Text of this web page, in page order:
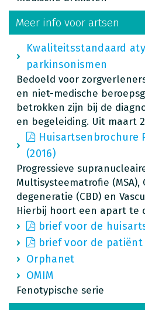
Meer info voor artsen
Kwaliteitsstandaard
parkinsonismen
Bedoeld voor
en niet-medische
betrokken zijn bij de
en begeleiding. Uit maart
Huisartsenbrochure
(2016)
Progressieve
Multisysteematrofie (MSA),
degeneratie (CBD) en
Hierbij hoort een apart te
brief voor de
brief voor de patiënt
Orphanet
OMIM
Fenotypische serie